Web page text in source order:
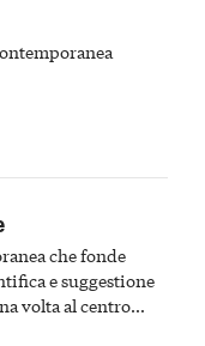
che fonde
e suggestione
volta al centro
passato astigiano